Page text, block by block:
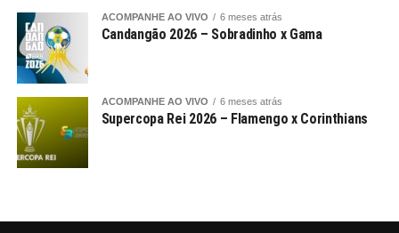
ACOMPANHE AO VIVO 6 meses atrás
Candangão 2026 – Sobradinho x Gama
ACOMPANHE AO VIVO 6 meses atrás
Supercopa Rei 2026 – Flamengo x Corinthians